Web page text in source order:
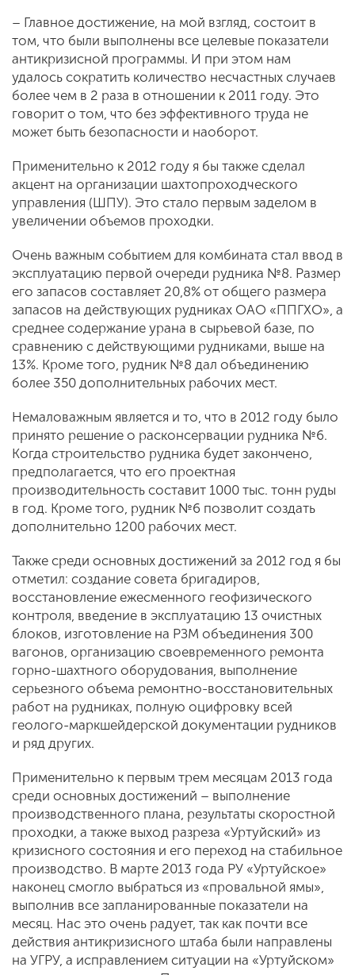
– Главное достижение, на мой взгляд, состоит в
том, что были выполнены все целевые показатели
антикризисной программы. И при этом нам
удалось сократить количество несчастных случаев
более чем в 2 раза в отношении к 2011 году. Это
говорит о том, что без эффективного труда не
может быть безопасности и наоборот.
Применительно к 2012 году я бы также сделал
акцент на организации шахтопроходческого
управления (ШПУ). Это стало первым заделом в
увеличении объемов проходки.
Очень важным событием для комбината стал ввод в
эксплуатацию первой очереди рудника №8. Размер
его запасов составляет 20,8% от общего размера
запасов на действующих рудниках ОАО «ППГХО», а
среднее содержание урана в сырьевой базе, по
сравнению с действующими рудниками, выше на
13%. Кроме того, рудник №8 дал объединению
более 350 дополнительных рабочих мест.
Немаловажным является и то, что в 2012 году было
принято решение о расконсервации рудника №6.
Когда строительство рудника будет закончено,
предполагается, что его проектная
производительность составит 1000 тыс. тонн руды
в год. Кроме того, рудник №6 позволит создать
дополнительно 1200 рабочих мест.
Также среди основных достижений за 2012 год я бы
отметил: создание совета бригадиров,
восстановление ежесменного геофизического
контроля, введение в эксплуатацию 13 очистных
блоков, изготовление на РЗМ объединения 300
вагонов, организацию своевременного ремонта
горно-шахтного оборудования, выполнение
серьезного объема ремонтно-восстановительных
работ на рудниках, полную оцифровку всей
геолого-маркшейдерской документации рудников
и ряд других.
Применительно к первым трем месяцам 2013 года
среди основных достижений – выполнение
производственного плана, результаты скоростной
проходки, а также выход разреза «Уртуйский» из
кризисного состояния и его переход на стабильное
производство. В марте 2013 года РУ «Уртуйское»
наконец смогло выбраться из «провальной ямы»,
выполнив все запланированные показатели на
месяц. Нас это очень радует, так как почти все
действия антикризисного штаба были направлены
на УГРУ, а исправлением ситуации на «Уртуйском»